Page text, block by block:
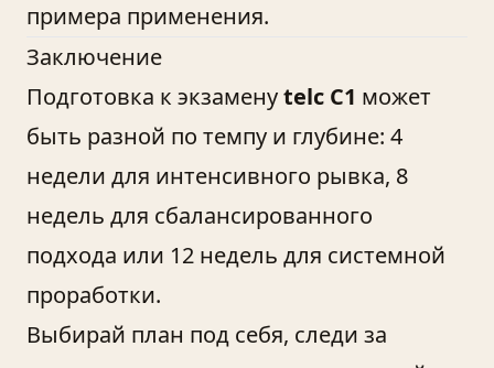
примера применения.
Заключение
Подготовка к экзаменуtelc C1 может
быть разной по темпу и глубине: 4
недели для интенсивного рывка, 8
недель для сбалансированного
подхода или 12 недель для системной
проработки.
Выбирай план под себя, следи за